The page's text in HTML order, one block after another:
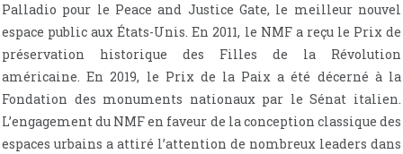
Palladio pour le Peace and Justice Gate, le meilleur nouvel
espace public aux États-Unis. En 2011, le NMF a reçu le Prix de
préservation historique des Filles de la Révolution
américaine. En 2019, le Prix de la Paix a été décerné à la
Fondation des monuments nationaux par le Sénat italien.
L’engagement du NMF en faveur de la conception classique des
espaces urbains a attiré l’attention de nombreux leaders dans